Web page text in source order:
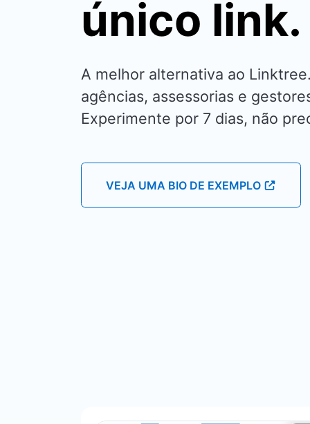
único link.
A melhor alternativa ao
agências, assessorias e
Experimente por 7 dias, não
VEJA UMA BIO DE EXEMPLO